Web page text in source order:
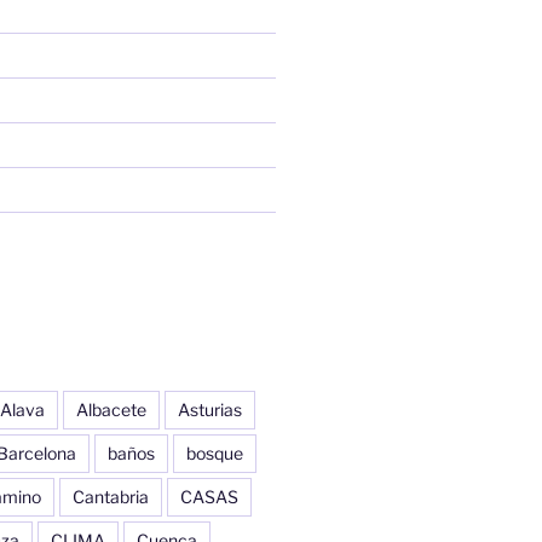
Alava Albacete Asturias
baños bosque
Cantabria CASAS